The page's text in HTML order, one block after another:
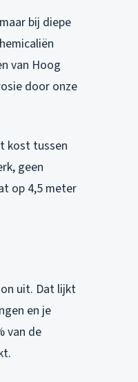
bij diepe
van Hoog
door onze
kost tussen
geen
op 4,5 meter
uit. Dat lijkt
en je
van de